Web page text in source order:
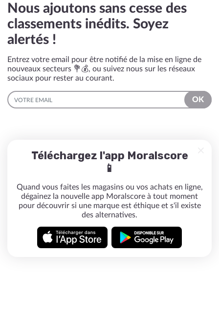
Nous ajoutons sans cesse des
classements inédits. Soyez
alertés !
Entrez votre email pour être notifié de la mise en ligne de
nouveaux secteurs 💐💰, ou suivez nous sur les réseaux
sociaux pour rester au courant.
EMAIL
OK
Téléchargez l'app Moralscore
📱
Quand vous faites les magasins ou vos achats en ligne,
dégainez la nouvelle app Moralscore à tout moment
pour découvrir si une marque est éthique et s'il existe
des alternatives.